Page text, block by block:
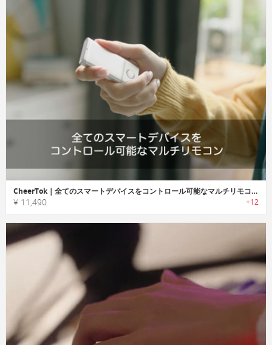
CheerTok｜全てのスマートデバイスをコントロール可能なマルチリモコン「チアートック」
¥ 11,490 +12